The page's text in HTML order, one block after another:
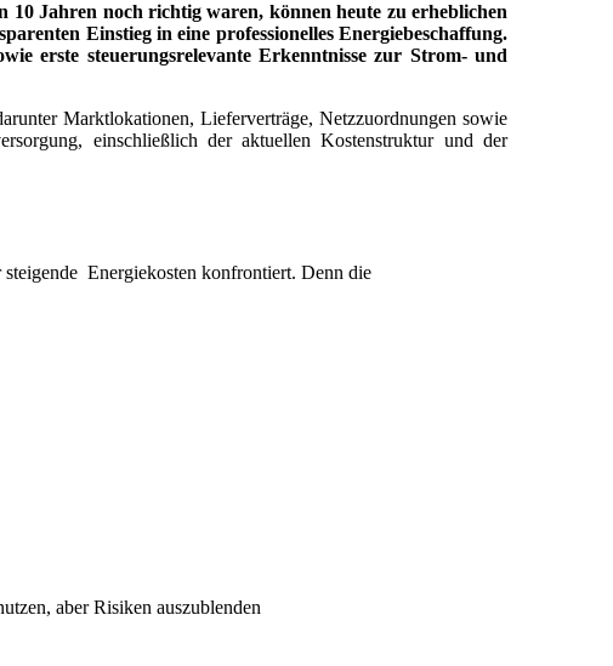
10 Jahren noch richtig waren, können heute zu erheblichen
Einstieg in eine professionelles Energiebeschaffung.
erste steuerungsrelevante Erkenntnisse zur Strom- und
Marktlokationen, Lieferverträge, Netzzuordnungen sowie
einschließlich der aktuellen Kostenstruktur und der
Energiekosten konfrontiert. Denn die
aber Risiken auszublenden